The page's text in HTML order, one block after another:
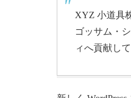
XYZ 小道具
ゴッサム・
ィへ貢献して